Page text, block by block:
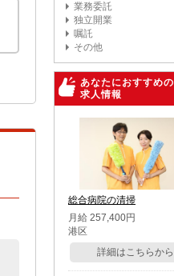
業務委託
独立開業
嘱託
その他
あなたにおすすめの
求人情報
総合病院の清掃
月給 257,400円
港区
詳細はこちらから